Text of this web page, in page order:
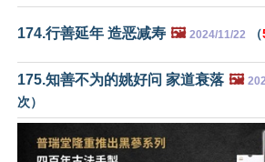
174.行善延年 造恶减寿 🖼️ 2024/11/22 （
175.知善不为的姚好问 家道衰落 🖼️
次）